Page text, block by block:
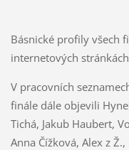
Básnické profily všech
internetových
V pracovních
finále dále objevili
Tichá, Jakub Haubert,
Anna Čížková, Alex z